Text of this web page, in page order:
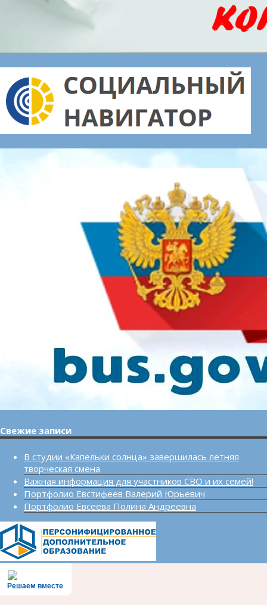
Свежие записи
В студии «Капельки солнца» завершилась летняя
творческая смена
Важная информация для участников СВО и их семей!
Портфолио Евстифеев Валерий Юрьевич
Портфолио Евсеева Полина Андреевна
Решаем вместе